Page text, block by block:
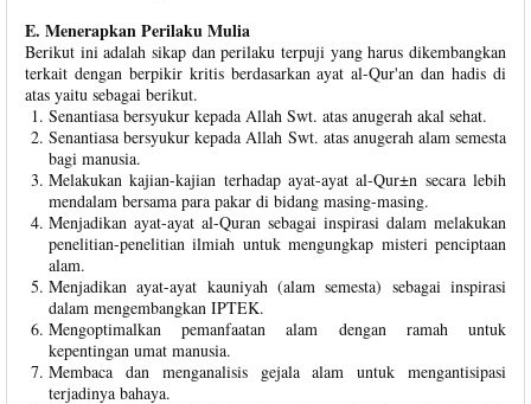
E. Menerapkan Perilaku Mulia
Berikut ini adalah sikap dan perilaku terpuji yang harus dikembangkan
terkait dengan berpikir kritis berdasarkan ayat al-Qur'an dan hadis di
atas yaitu sebagai berikut.
Senantiasa bersyukur kepada Allah Swt. atas anugerah akal sehat.
Senantiasa bersyukur kepada Allah Swt. atas anugerah alam semesta
bagi manusia.
Melakukan kajian-kajian terhadap ayat-ayat al-Qur±n secara lebih
mendalam bersama para pakar di bidang masing-masing.
Menjadikan ayat-ayat al-Quran sebagai inspirasi dalam melakukan
penelitian-penelitian ilmiah untuk mengungkap misteri penciptaan
alam.
Menjadikan ayat-ayat kauniyah (alam semesta) sebagai inspirasi
dalam mengembangkan IPTEK.
Mengoptimalkan pemanfaatan alam dengan ramah untuk
kepentingan umat manusia.
Membaca dan menganalisis gejala alam untuk mengantisipasi
terjadinya bahaya.